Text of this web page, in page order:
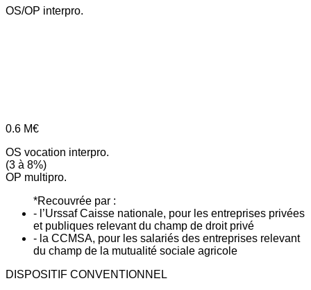
OS/OP interpro.
0.6 M€
OS vocation interpro.
(3 à 8%)
OP multipro.
*Recouvrée par :
- l’Urssaf Caisse nationale, pour les entreprises privées
et publiques relevant du champ de droit privé
- la CCMSA, pour les salariés des entreprises relevant
du champ de la mutualité sociale agricole
DISPOSITIF CONVENTIONNEL